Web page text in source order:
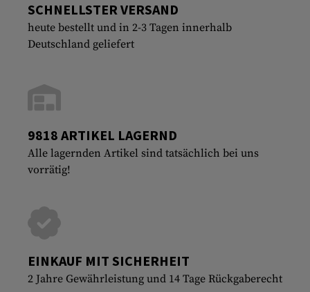
SCHNELLSTER VERSAND
heute bestellt und in 2-3 Tagen innerhalb
Deutschland geliefert
9818 ARTIKEL LAGERND
Alle lagernden Artikel sind tatsächlich bei uns
vorrätig!
EINKAUF MIT SICHERHEIT
2 Jahre Gewährleistung und 14 Tage Rückgaberecht